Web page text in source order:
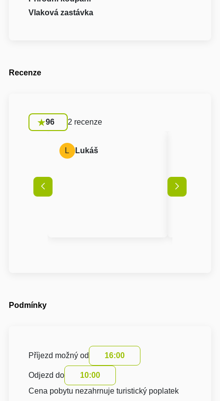
Vlaková zastávka
Recenze
96 2 recenze
L Lukáš
Podmínky
Příjezd možný od 16:00
Odjezd do
10:00
Cena pobytu nezahrnuje turistický poplatek